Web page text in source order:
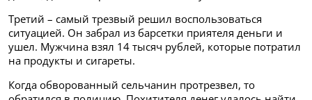
Третий – самый трезвый решил воспользоваться
ситуацией. Он забрал из барсетки приятеля деньги и
ушел. Мужчина взял 14 тысяч рублей, которые потратил
на продукты и сигареты.
Когда обворованный сельчанин протрезвел, то